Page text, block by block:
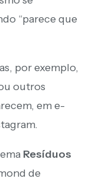
“parece que
por exemplo,
outros
em e-
Resíduos
de